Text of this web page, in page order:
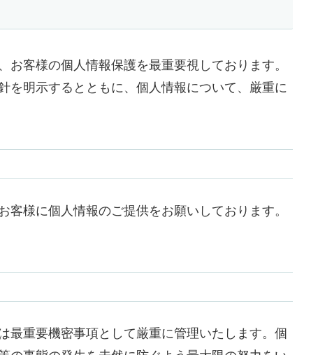
客様の個人情報保護を最重要視しております。
を明示するとともに、個人情報について、厳重に
様に個人情報のご提供をお願いしております。
最重要機密事項として厳重に管理いたします。個